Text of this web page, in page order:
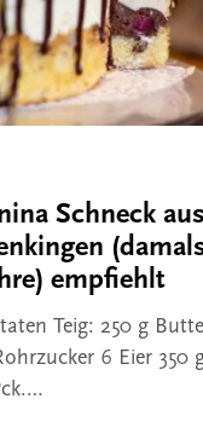
Schneck aus
empfiehlt
Teig: 250 g
6 Eier 350